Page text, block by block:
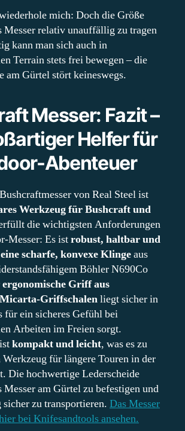
mich: Doch die Größe
Messer relativ unauffällig zu tragen
kann man sich auch in
Terrain stets frei bewegen – die
am Gürtel stört keineswegs.
Messer: Fazit –
Helfer für
Abenteuer
von Real Steel ist
Werkzeug für Bushcraft und
die wichtigsten Anforderungen
Messer: Es istrobust, haltbar und
scharfe, konvexe Klingeaus
Böhler N690Co
ergonomische Griff aus
Griffschalenliegt sicher in
für ein sicheres Gefühl bei
Arbeiten im Freien sorgt.
kompakt und leicht, was es zu
für längere Touren in der
Die hochwertige Lederscheide
Messer am Gürtel zu befestigen und
sicher zu transportieren. Das Messer
bei Knifesandtools ansehen.